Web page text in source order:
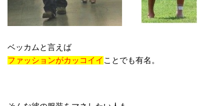
ベッカムと言えば
ファッションがカッコイイ ことでも有名。